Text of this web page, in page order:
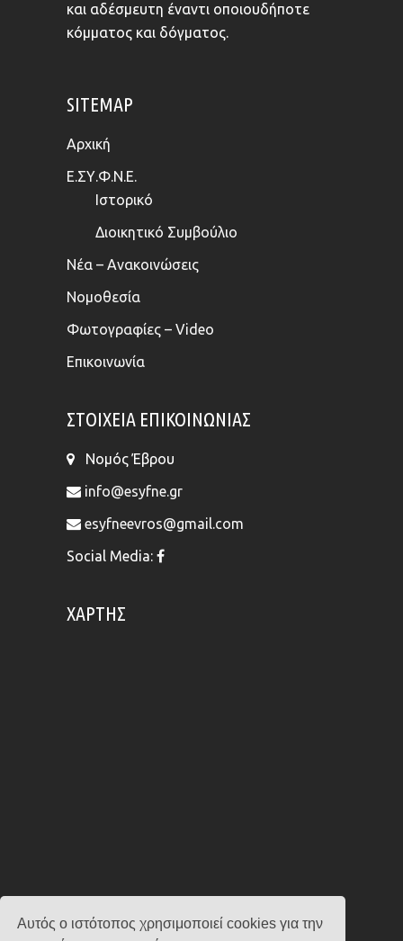
Αυτός ο ιστότοπος χρησιμοποιεί cookies για την
και αδέσμευτη έναντι οποιουδήποτε
κόμματος και δόγματος.
SITEMAP
Αρχική
Ε.ΣΥ.Φ.Ν.Ε.
Ιστορικό
Διοικητικό Συμβούλιο
Νέα – Ανακοινώσεις
Νομοθεσία
Φωτογραφίες – Video
Επικοινωνία
ΣΤΟΙΧΕΊΑ ΕΠΙΚΟΙΝΩΝΊΑΣ
Νομός Έβρου
info@esyfne.gr
esyfneevros@gmail.com
Social Media:
ΧΆΡΤΗΣ